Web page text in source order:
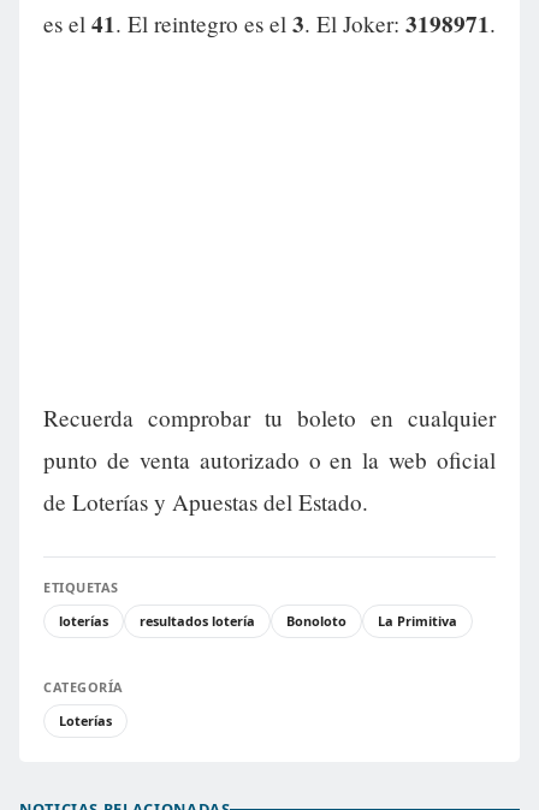
es el 41. El reintegro es el 3. El Joker: 3198971.
Recuerda comprobar tu boleto en cualquier
punto de venta autorizado o en la web oficial
de Loterías y Apuestas del Estado.
ETIQUETAS
loterías
resultados lotería Bonoloto La Primitiva
CATEGORÍA
Loterías